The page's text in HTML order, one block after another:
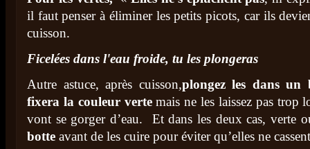
il faut penser à éliminer les petits picots, car ils
cuisson.
Ficelées dans l'eau froide, tu les plongeras
Autre astuce, après cuisson,plongez les dans un
fixera la couleur vertemais ne les laissez pas trop
vont se gorger d’eau. Et dans les deux cas, verte
botte avant de les cuire pour éviter qu’elles ne